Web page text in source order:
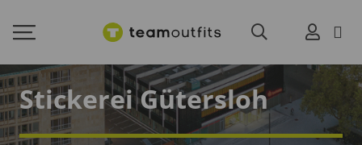
Stickerei Gütersloh